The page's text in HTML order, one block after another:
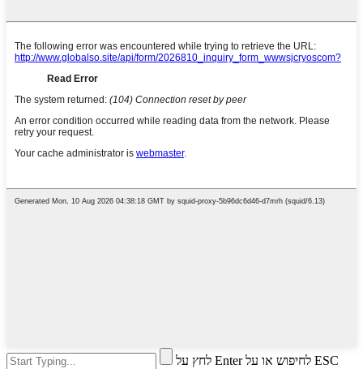
לחץ על Enter לחיפוש או על ESC